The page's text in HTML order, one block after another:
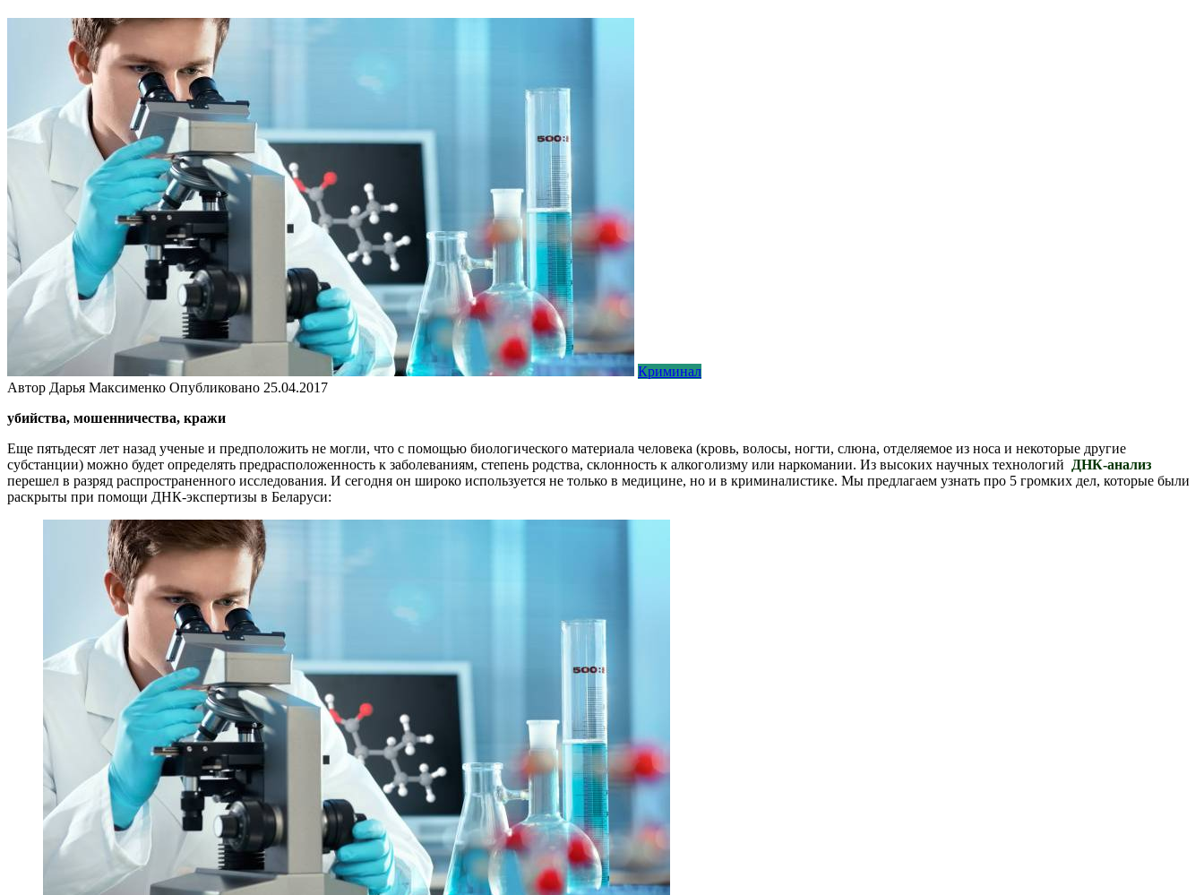
Криминал
Автор Дарья Максименко Опубликовано 25.04.2017
убийства, мошенничества, кражи
Еще пятьдесят лет назад ученые и предположить не могли, что с помощью биологического материала человека (кровь, волосы, ногти, слюна, отделяемое из носа и некоторые другие
субстанции) можно будет определять предрасположенность к заболеваниям, степень родства, склонность к алкоголизму или наркомании. Из высоких научных технологий
ДНК-анализ
перешел в разряд распространенного исследования. И сегодня он широко используется не только в медицине, но и в криминалистике. Мы предлагаем узнать про 5 громких дел, которые были
раскрыты при помощи ДНК-экспертизы в Беларуси: